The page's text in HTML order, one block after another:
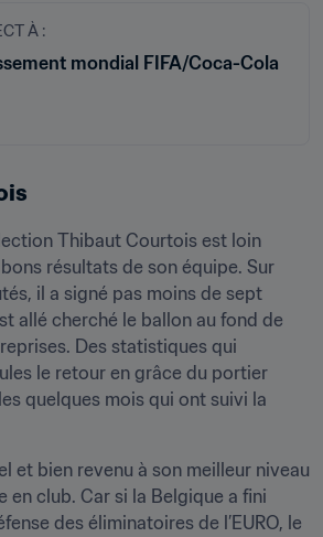
À :
mondial FIFA/Coca-Cola
Thibaut Courtois est loin
résultats de son équipe. Sur
allé cherché le ballon au fond de
Des statistiques qui
le retour en grâce du portier
quelques mois qui ont suivi la
et bien revenu à son meilleur niveau
en club. Car si la Belgique a fini
des éliminatoires de l’EURO, le